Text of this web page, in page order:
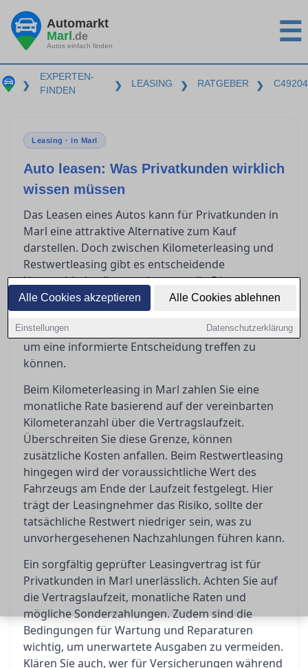
Alle Cookies akzeptieren Alle Cookies ablehnen
Einstellungen Datenschutzerklärung
Automarkt
Marl.de
Autos einfach finden ☰
❯
EXPERTEN-
FINDEN
❯ LEASING ❯ RATGEBER ❯ C49204
Leasing · in Marl
Auto leasen: Was Privatkunden wirklich
wissen müssen
Das Leasen eines Autos kann für Privatkunden in
Marl eine attraktive Alternative zum Kauf
darstellen. Doch zwischen Kilometerleasing und
Restwertleasing gibt es entscheidende
Unterschiede, die es zu kennen gilt. Dieser
Ratgeber beleuchtet, welche Aspekte im
Leasingvertrag besonders relevant sind und wie
man häufigen Kostenfallen geschickt ausweicht,
um eine informierte Entscheidung treffen zu
können.
Beim Kilometerleasing in Marl zahlen Sie eine
monatliche Rate basierend auf der vereinbarten
Kilometeranzahl über die Vertragslaufzeit.
Überschreiten Sie diese Grenze, können
zusätzliche Kosten anfallen. Beim Restwertleasing
hingegen wird der voraussichtliche Wert des
Fahrzeugs am Ende der Laufzeit festgelegt. Hier
trägt der Leasingnehmer das Risiko, sollte der
tatsächliche Restwert niedriger sein, was zu
unvorhergesehenen Nachzahlungen führen kann.
Ein sorgfältig geprüfter Leasingvertrag ist für
Privatkunden in Marl unerlässlich. Achten Sie auf
die Vertragslaufzeit, monatliche Raten und
mögliche Sonderzahlungen. Zudem sind die
Bedingungen für Wartung und Reparaturen
wichtig, um unerwartete Ausgaben zu vermeiden.
Klären Sie auch, wer für Versicherungen während